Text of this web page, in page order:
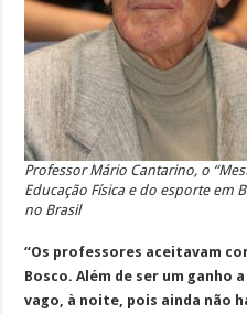
Professor Mário Cantarino, o
Educação Física e do esporte em
no Brasil
“Os professores aceitavam
Bosco. Além de ser um ganho
vago, à noite, pois ainda não